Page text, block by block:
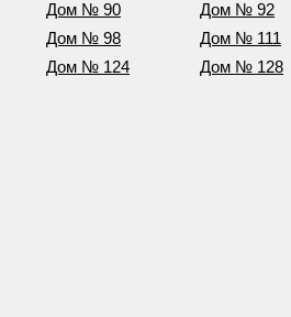
Дом № 90
Дом № 92
Дом № 98
Дом № 111
Дом № 124
Дом № 128